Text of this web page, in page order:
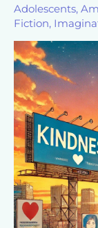
Adolescents,
Fiction,